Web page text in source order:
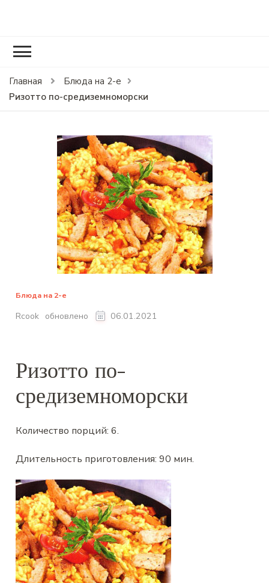
Главная
Блюда на 2-е
Ризотто по-средиземноморски
Блюда на 2-е
Rcook обновлено 06.01.2021
Ризотто по-
средиземноморски
Количество порций:6.
Длительность приготовления:90 мин.